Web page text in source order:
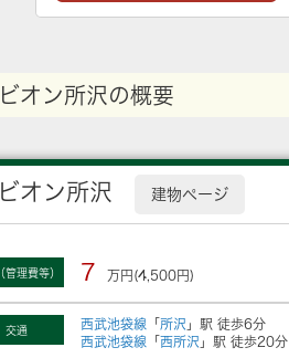
オン所沢の概要
オン所沢 建物ページ
管理費等） 7 万円(4,500円)
交通 西武池袋線 「 所沢 」駅 徒歩6分
西武池袋線 「 西所沢 」駅 徒歩20分